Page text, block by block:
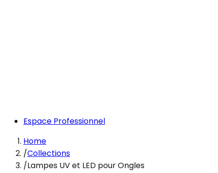
Espace Professionnel
Home
/Collections
/Lampes UV et LED pour Ongles